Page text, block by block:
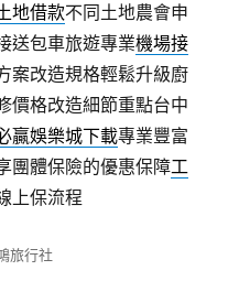
地借款不同土地農會申
送包車旅遊專業機場接
案改造規格輕鬆升級廚
價格改造細節重點台中
贏娛樂城下載專業豐富
團體保險的優惠保障工
上保流程
旅行社